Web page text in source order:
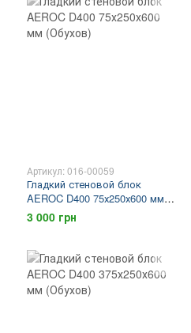
Артикул: 016-00059
Гладкий стеновой блок
AEROC D400 75х250х600 мм
(Обухов)
3 000 грн